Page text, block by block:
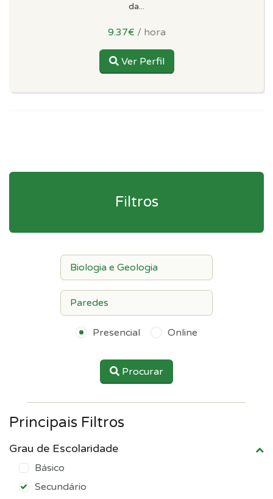
da...
9.37€ / hora
Ver Perfil
Filtros
Presencial Online
Procurar
Principais Filtros
Grau de Escolaridade
Básico
Secundário